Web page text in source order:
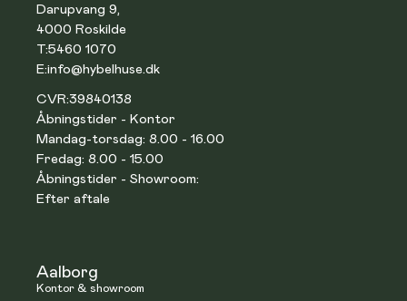
Darupvang 9,
4000 Roskilde
T:5460 1070
E:info@hybelhuse.dk
CVR:39840138
Åbningstider - Kontor
Mandag-torsdag: 8.00 - 16.00
Fredag: 8.00 - 15.00
Åbningstider - Showroom:
Efter aftale
Aalborg
Kontor & showroom